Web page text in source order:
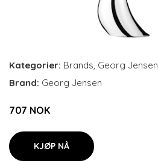
Kategorier: Brands, Georg Jensen
Brand: Georg Jensen
707 NOK
KJØP NÅ